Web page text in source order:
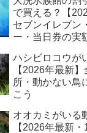
で買える？【
セブンイレブン
ー・当日券の実
ハシビロコウが
【2026年最新
所・動かない鳥
こう
オオカミがいる
【2026年最新